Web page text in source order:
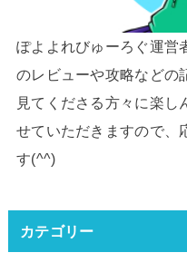
ぽよよれびゅーろぐ運営
のレビューや攻略などの
見てくださる方々に楽し
せていただきますので、
す(^^)
カテゴリー